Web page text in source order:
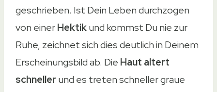
geschrieben. Ist Dein Leben durchzogen
von einerHektikund kommst Du nie zur
Ruhe, zeichnet sich dies deutlich in Deinem
Erscheinungsbild ab. Die Haut altert
schneller und es treten schneller graue